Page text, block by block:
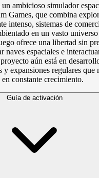
un ambicioso simulador
Games, que combina
intenso, sistemas de
en un vasto
ofrece una libertad sin
naves espaciales e
aún está en
y expansiones regulares
constante crecimiento.
Guía de activación